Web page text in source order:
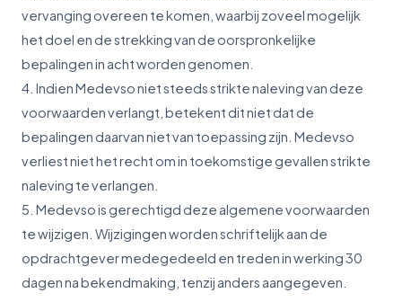
vervanging overeen te komen, waarbij zoveel mogelijk
het doel en de strekking van de oorspronkelijke
bepalingen in acht worden genomen.
4. Indien Medevso niet steeds strikte naleving van deze
voorwaarden verlangt, betekent dit niet dat de
bepalingen daarvan niet van toepassing zijn. Medevso
verliest niet het recht om in toekomstige gevallen strikte
naleving te verlangen.
5. Medevso is gerechtigd deze algemene voorwaarden
te wijzigen. Wijzigingen worden schriftelijk aan de
opdrachtgever medegedeeld en treden in werking 30
dagen na bekendmaking, tenzij anders aangegeven.